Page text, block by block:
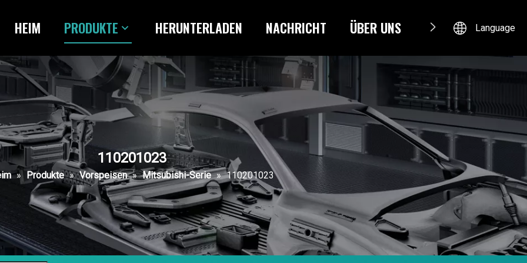
HEIM PRODUKTE HERUNTERLADEN NACHRICHT ÜBER UNS KONTAKTIERE UNS
Language
110201023
» Produkte » Vorspeisen » Mitsubishi-Serie » 110201023